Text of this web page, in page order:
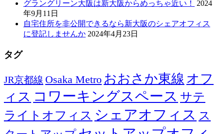
グラングリーン大阪は新大阪からめっちゃ近い！
2024
年9月11日
自宅住所を非公開できるなら新大阪のシェアオフィス
に登記しませんか 2024年4月23日
タグ
JR京都線 Osaka Metro おおさか東線 オフ
ィス コワーキングスペース サテ
ライトオフィス シェアオフィス ス